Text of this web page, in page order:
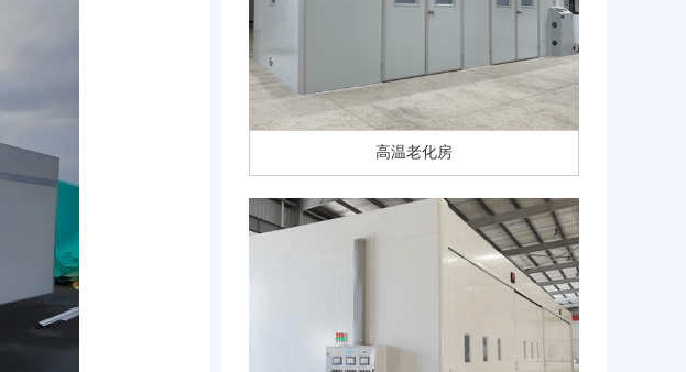
高温老化房